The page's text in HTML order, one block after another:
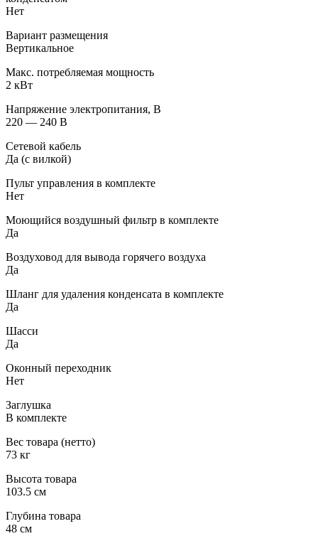
Нет
Вариант размещения
Вертикальное
Макс. потребляемая мощность
2 кВт
Напряжение электропитания, В
220 — 240 В
Сетевой кабель
Да (с вилкой)
Пульт управления в комплекте
Нет
Моющийся воздушный фильтр в комплекте
Да
Воздуховод для вывода горячего воздуха
Да
Шланг для удаления конденсата в комплекте
Да
Шасси
Да
Оконный переходник
Нет
Заглушка
В комплекте
Вес товара (нетто)
73 кг
Высота товара
103.5 см
Глубина товара
48 см